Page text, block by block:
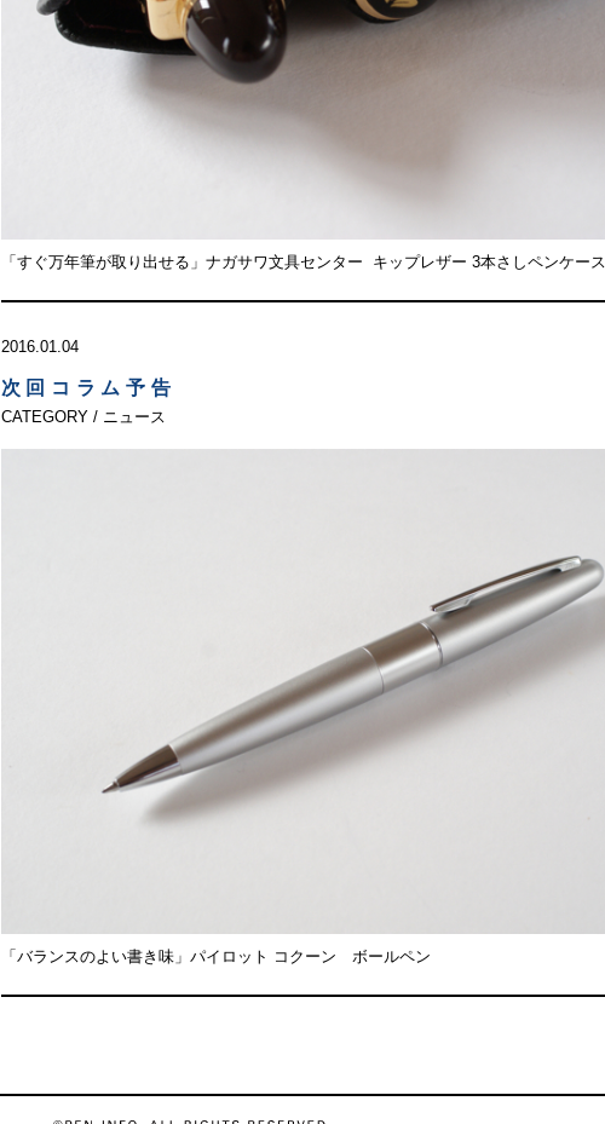
「すぐ万年筆が取り出せる」ナガサワ文具センター キップレザー 3本さしペンケース
2016.01.04
次回コラム予告
CATEGORY / ニュース
「バランスのよい書き味」パイロット コクーン ボールペン